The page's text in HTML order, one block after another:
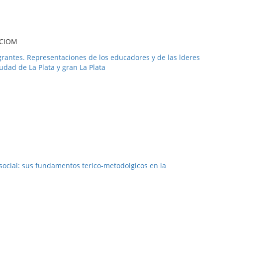
Representaciones de los educadores y de las lderes
de La Plata y gran La Plata
sus fundamentos terico-metodolgicos en la